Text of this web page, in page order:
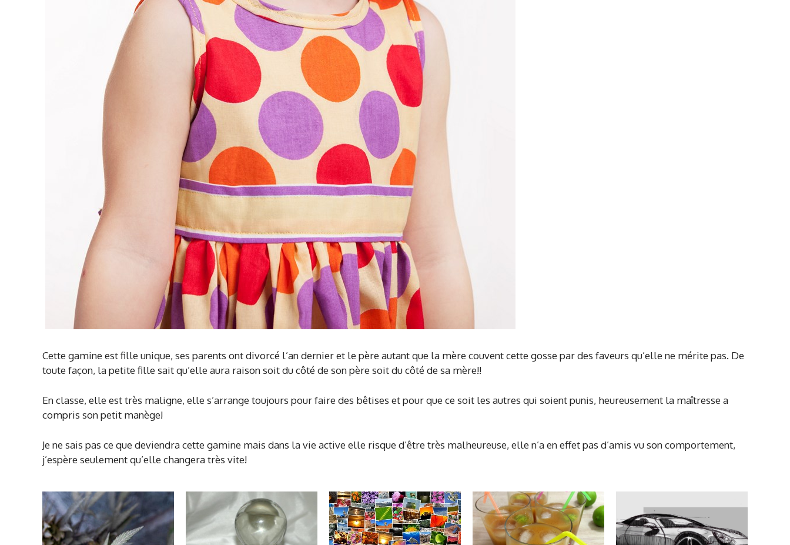
Cette gamine est fille unique, ses parents ont divorcé l’an dernier et le père autant que la mère couvent cette gosse par des faveurs qu’elle ne mérite pas. De
toute façon, la petite fille sait qu’elle aura raison soit du côté de son père soit du côté de sa mère!!
En classe, elle est très maligne, elle s’arrange toujours pour faire des bêtises et pour que ce soit les autres qui soient punis, heureusement la maîtresse a
compris son petit manège!
Je ne sais pas ce que deviendra cette gamine mais dans la vie active elle risque d’être très malheureuse, elle n’a en effet pas d’amis vu son comportement,
j’espère seulement qu’elle changera très vite!